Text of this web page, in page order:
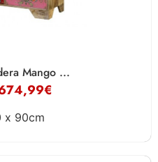
Mango ...
€
x 90cm